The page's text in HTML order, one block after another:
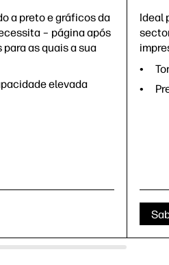
a preto e gráficos da
– página após
as quais a sua
elevada
Ideal